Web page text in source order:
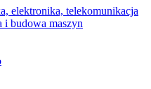
elektronika, telekomunikacja
i budowa maszyn